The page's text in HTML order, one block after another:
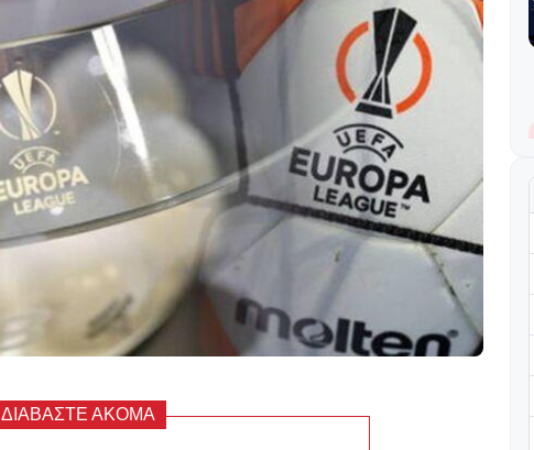
ΔΙΑΒΑΣΤΕ ΑΚΟΜΑ